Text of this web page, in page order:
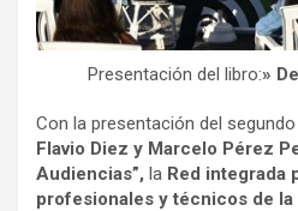
Presentación del libro:»
Con la presentación del
Flavio Diez y Marcelo Pérez
Audiencias”, la Red integrada
profesionales y técnicos de